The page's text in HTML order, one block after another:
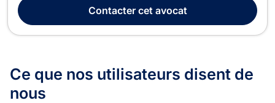
intervient notamment en droit civil, droit de la famille, droit des
mineurs ainsi qu’en droit pénal. Ses c...
Contactercet avocat
Ce que nos utilisateurs disent de
nous